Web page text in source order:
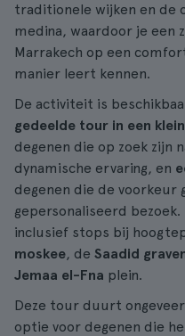
traditionele wijken en de
medina, waardoor je een
Marrakech op een
manier leert kennen.
De activiteit is
gedeelde tour in een
degenen die op zoek zijn
dynamische ervaring, en
degenen die de voorkeur
gepersonaliseerd
inclusief stops bij
moskee, de Saadid
Jemaa el-Fna plein.
Deze tour duurt ongeveer
optie voor degenen die